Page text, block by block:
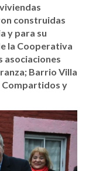
construidas
y para su
la Cooperativa
asociaciones
Barrio Villa
Compartidos y